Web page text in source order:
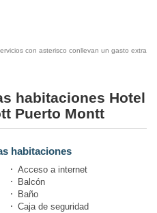
con asterisco conllevan un gasto extra
habitaciones Hotel
Puerto Montt
habitaciones
Acceso a internet
Balcón
Baño
Caja de seguridad